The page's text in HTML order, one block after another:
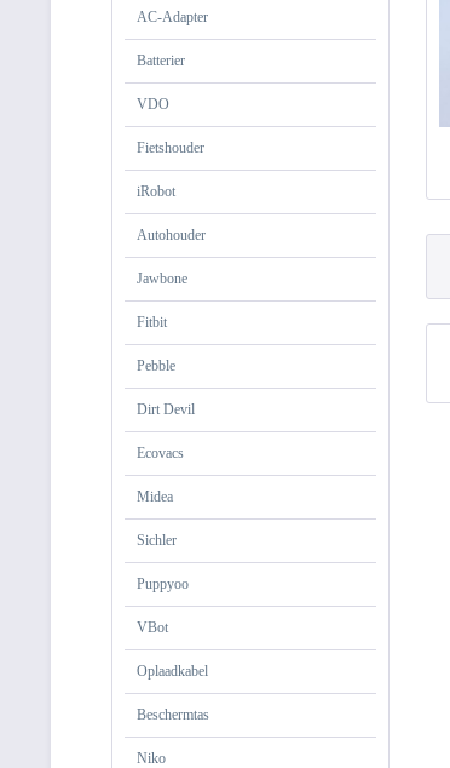
AC-Adapter
Batterier
VDO
Fietshouder
iRobot
Autohouder
Jawbone
Fitbit
Pebble
Dirt Devil
Ecovacs
Midea
Sichler
Puppyoo
VBot
Oplaadkabel
Beschermtas
Niko